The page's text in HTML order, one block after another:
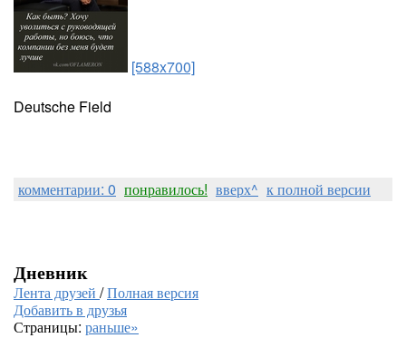
[588x700]
Deutsche Field
комментарии: 0 понравилось! вверх^ к полной версии
Дневник
Лента друзей /Полная версия
Добавить в друзья
Страницы: раньше»